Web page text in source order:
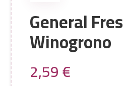
General
Winogrono
2,59€